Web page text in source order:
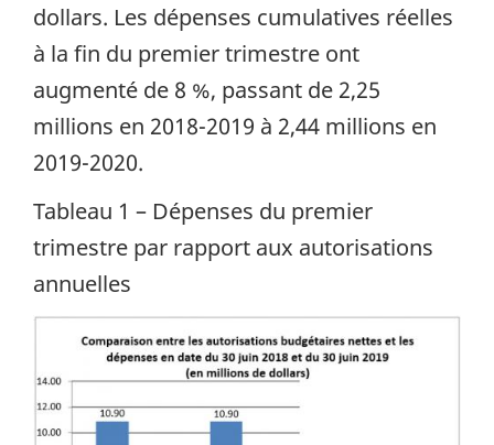
dollars. Les dépenses cumulatives réelles
à la fin du premier trimestre ont
augmenté de 8 %, passant de 2,25
millions en 2018-2019 à 2,44 millions en
2019-2020.
Tableau 1 – Dépenses du premier
trimestre par rapport aux autorisations
annuelles